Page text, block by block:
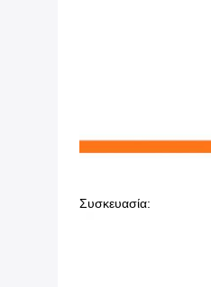
Συσκευασία: